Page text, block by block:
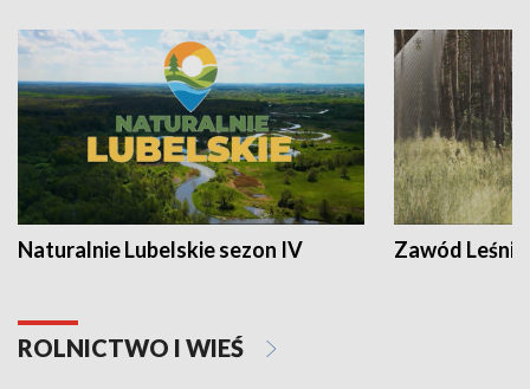
Naturalnie Lubelskie sezon IV Zawód Leśnik
ROLNICTWO I WIEŚ